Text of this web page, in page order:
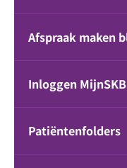
Afspraak maken
Inloggen MijnSKB
Patiëntenfolders